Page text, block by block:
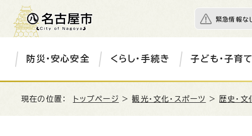
緊急情報な
防災・安心安全 くらし・手続き 子ども・子育
現在の位置： トップページ >観光・文化・スポーツ >歴史・文